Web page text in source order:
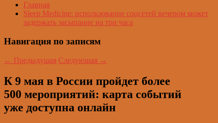
Главная
Sleep Medicine: использование соцсетей вечером может
задержать засыпание на три часа
Навигация по записям
← Предыдущая Следующая →
К 9 мая в России пройдет более
500 мероприятий: карта событий
уже доступна онлайн